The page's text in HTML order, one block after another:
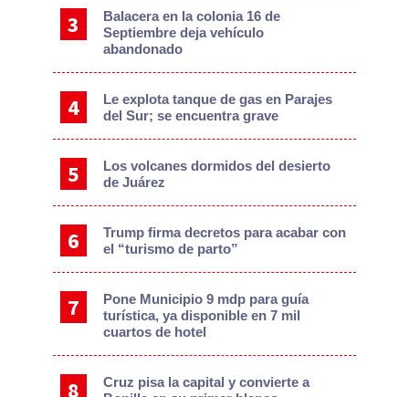
Balacera en la colonia 16 de
Septiembre deja vehículo
abandonado
Le explota tanque de gas en Parajes
del Sur; se encuentra grave
Los volcanes dormidos del desierto
de Juárez
Trump firma decretos para acabar con
el “turismo de parto”
Pone Municipio 9 mdp para guía
turística, ya disponible en 7 mil
cuartos de hotel
Cruz pisa la capital y convierte a